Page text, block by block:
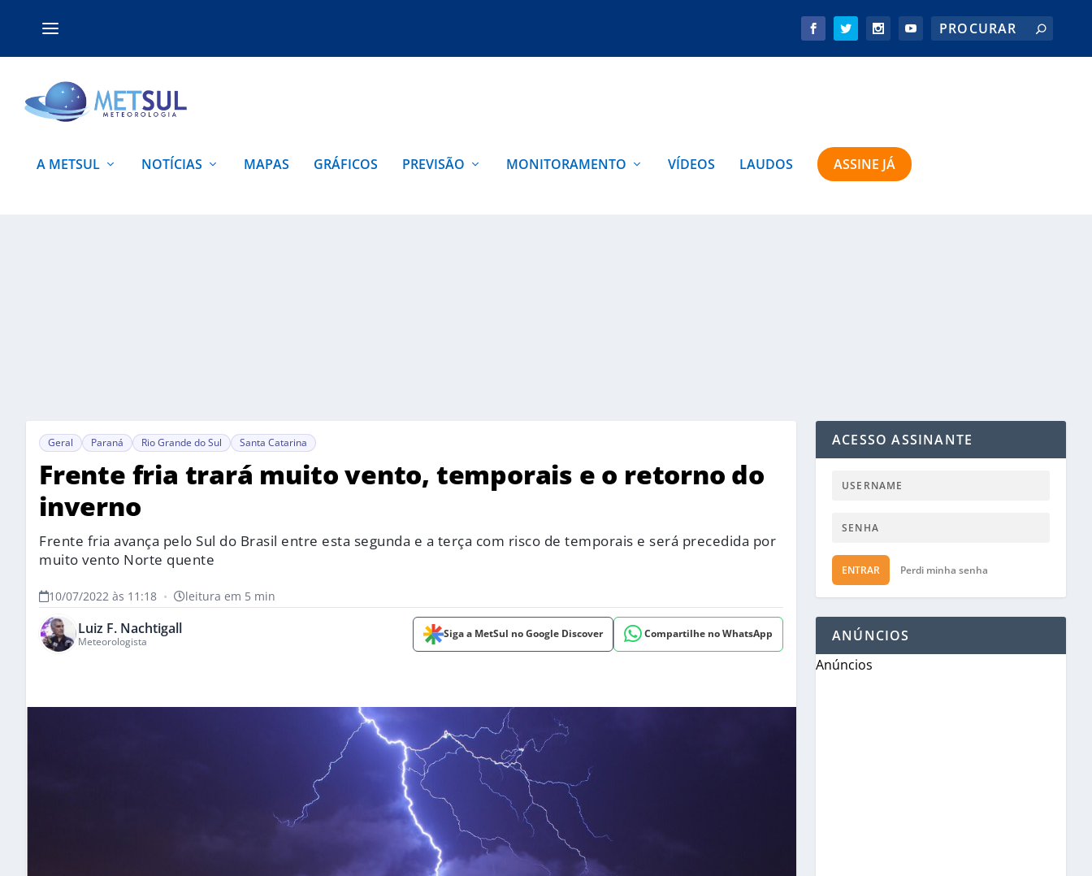
A METSUL NOTÍCIAS MAPAS GRÁFICOS PREVISÃO MONITORAMENTO VÍDEOS LAUDOS ASSINE JÁ
Geral Paraná Rio Grande do Sul Santa Catarina
Frente fria trará muito vento, temporais e o retorno do
inverno
Frente fria avança pelo Sul do Brasil entre esta segunda e a terça com risco de temporais e será precedida por
muito vento Norte quente
10/07/2022 às 11:18 • leitura em 5 min
Luiz F. Nachtigall
Meteorologista
Siga a MetSul no Google Discover Compartilhe no WhatsApp
ACESSO ASSINANTE
ENTRAR Perdi minha senha
ANÚNCIOS
Anúncios